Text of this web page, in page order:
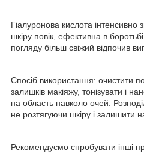
Гіалуронова кислота інтенсивно
шкіру повік, ефективна в
погляду більш свіжий відпочив
Спосіб використання: очистити
залишків макіяжу, тонізувати і
на область навколо очей.
не розтягуючи шкіру і залишити
Рекомендуємо спробувати інші